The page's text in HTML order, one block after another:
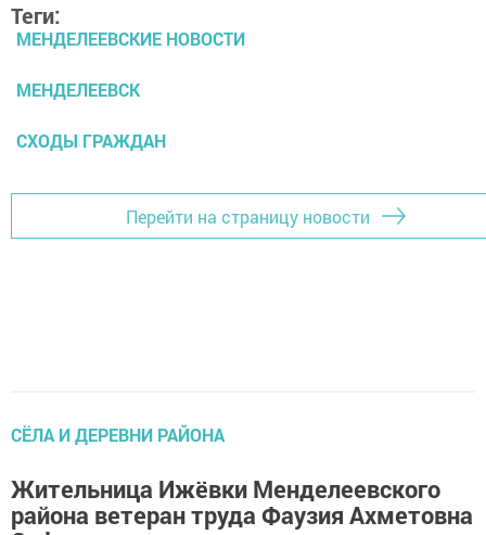
Теги:
МЕНДЕЛЕЕВСКИЕ НОВОСТИ
МЕНДЕЛЕЕВСК
СХОДЫ ГРАЖДАН
Перейти на страницу новости
СЁЛА И ДЕРЕВНИ РАЙОНА
Жительница Ижёвки Менделеевского
района ветеран труда Фаузия Ахметовна